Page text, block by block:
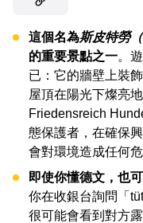
這個名為斯皮特勞
的重要景點之一。
已：它的牆壁上裝
屋頂在陽光下燦亮
Friedensreich
態保護者，在確保
會對環境造成任何
即使你懂德文，也
你在收銀台詢問「
很可能會看到對方